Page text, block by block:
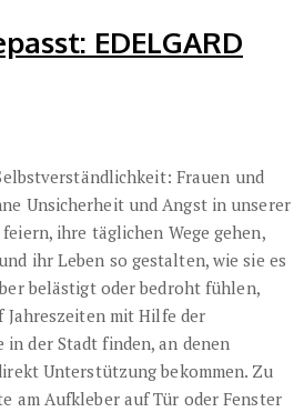
EDELGARD
Frauen und
Unsicherheit und Angst in unserer
ihre täglichen Wege gehen,
ihr Leben so gestalten, wie sie es
belästigt oder bedroht fühlen,
mit Hilfe der
in der Stadt finden, an denen
Unterstützung bekommen. Zu
am Aufkleber auf Tür oder Fenster